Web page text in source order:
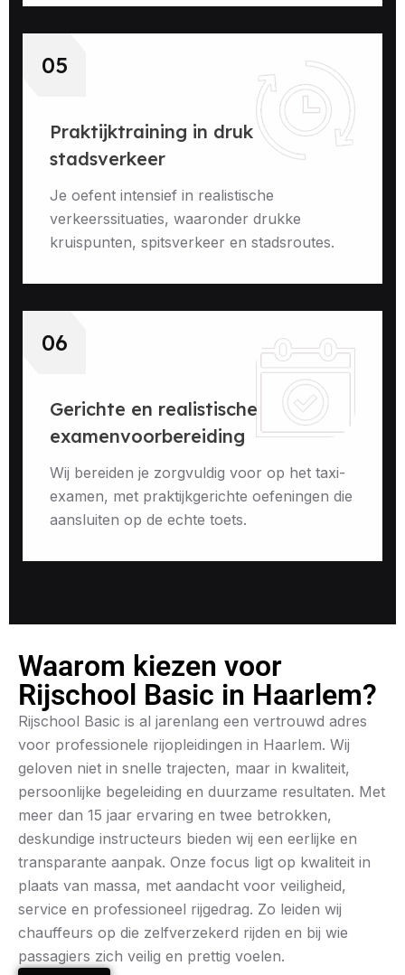
05
Praktijktraining in druk
stadsverkeer
Je oefent intensief in realistische
verkeerssituaties, waaronder drukke
kruispunten, spitsverkeer en stadsroutes.
06
Gerichte en realistische
examenvoorbereiding
Wij bereiden je zorgvuldig voor op het taxi-
examen, met praktijkgerichte oefeningen die
aansluiten op de echte toets.
Waarom kiezen voor
Rijschool Basic in Haarlem?
Rijschool Basic is al jarenlang een vertrouwd adres
voor professionele rijopleidingen in Haarlem. Wij
geloven niet in snelle trajecten, maar in kwaliteit,
persoonlijke begeleiding en duurzame resultaten. Met
meer dan 15 jaar ervaring en twee betrokken,
deskundige instructeurs bieden wij een eerlijke en
transparante aanpak. Onze focus ligt op kwaliteit in
plaats van massa, met aandacht voor veiligheid,
service en professioneel rijgedrag. Zo leiden wij
chauffeurs op die zelfverzekerd rijden en bij wie
passagiers zich veilig en prettig voelen.